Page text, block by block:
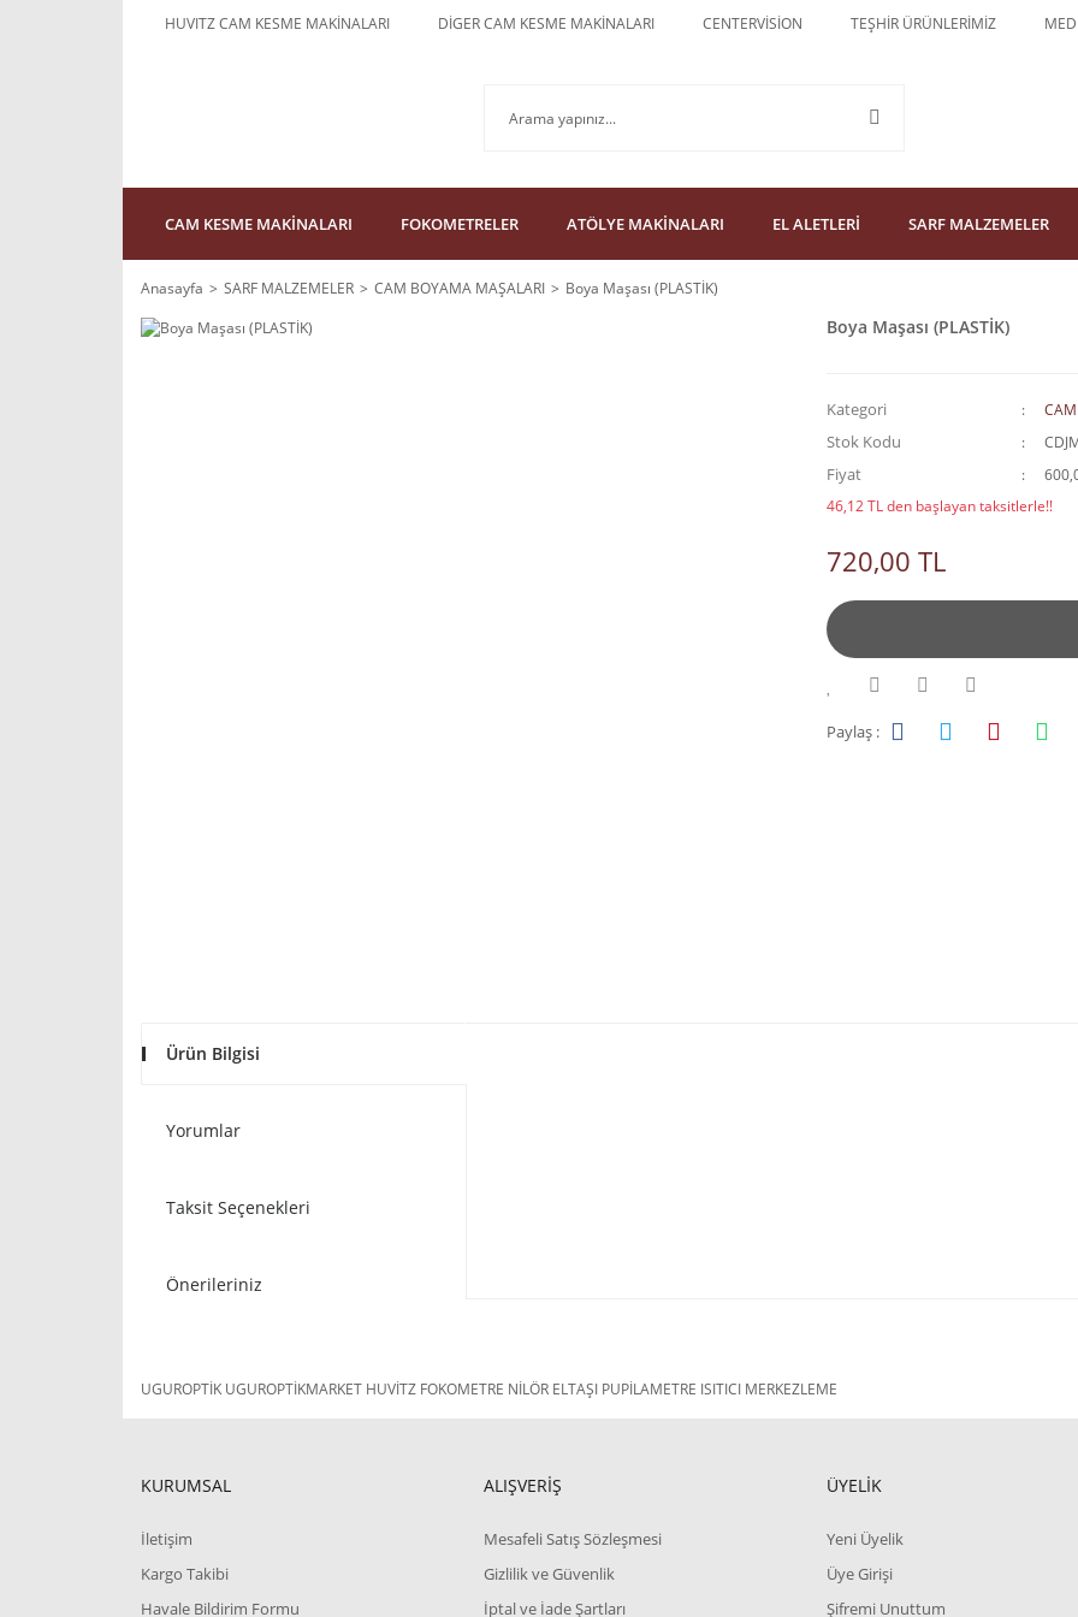
HUVITZ CAM KESME MAKİNALARI DİGER CAM KESME MAKİNALARI CENTERVİSİON TEŞHİR ÜRÜNLERİMİZ
CAM KESME MAKİNALARI FOKOMETRELER ATÖLYE MAKİNALARI EL ALETLERİ SARF MALZEMELER
Anasayfa SARF MALZEMELER CAM BOYAMA MAŞALARI Boya Maşası (PLASTİK)
Boya Maşası (PLASTİK)
Kategori
Stok Kodu
Fiyat
46,12 TL den başlayan taksitlerle!!
720,00 TL
Paylaş :
Ürün Bilgisi
Yorumlar
Taksit Seçenekleri
Önerileriniz
UGUROPTİK UGUROPTİKMARKET HUVİTZ FOKOMETRE NİLÖR ELTAŞI PUPİLAMETRE ISITICI MERKEZLEME
KURUMSAL
İletişim
Kargo Takibi
Havale Bildirim Formu
ALIŞVERİŞ
Mesafeli Satış Sözleşmesi
Gizlilik ve Güvenlik
İptal ve İade Şartları
ÜYELİK
Yeni Üyelik
Üye Girişi
Şifremi Unuttum